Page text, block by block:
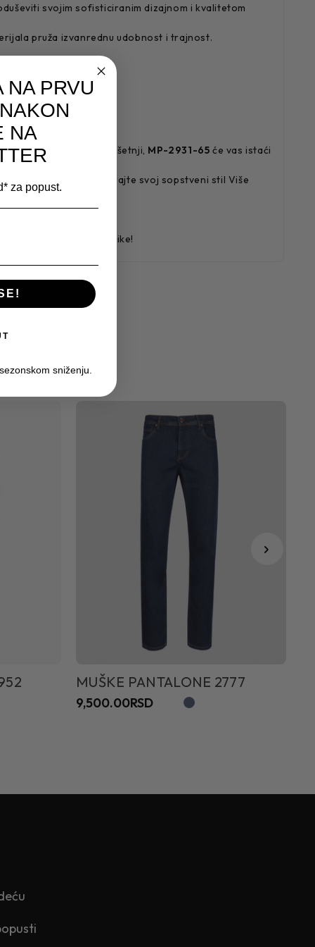
svojim sofisticiranim dizajnom i kvalitetom
pruža izvanrednu udobnost i trajnost.
večeri ili opuštenoj šetnji, MP-2931-65 će vas istaći
i kreirajte svoj sopstveni stil Više
spremni za sve prilike!
MUŠKE PANTALONE 2777
9,500.00RSD
NA PRVU
NA
za popust.
sniženju.